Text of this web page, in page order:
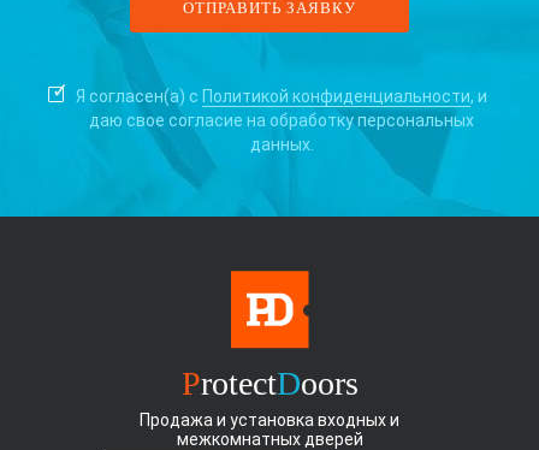
Я согласен(а) с Политикой конфиденциальности, и
даю свое согласие на обработку персональных
данных.
ProtectDoors
Продажа и установка входных и
межкомнатных дверей